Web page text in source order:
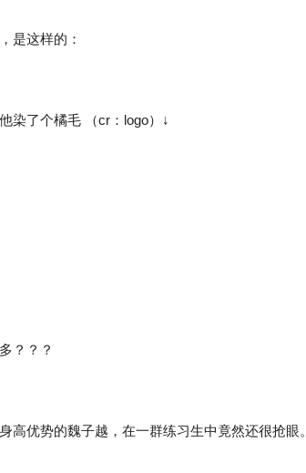
是这样的：
染了个橘毛 （cr：logo）↓
？？？
高优势的魏子越，在一群练习生中竟然还很抢眼。